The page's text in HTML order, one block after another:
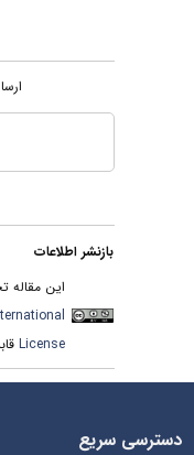
بازنشر اطلاعات
این مقاله
License
دسترسی سریع